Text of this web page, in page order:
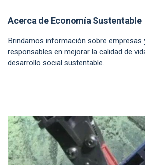
Acerca de Economía Sustentable
Brindamos información sobre empresas
responsables en mejorar la calidad de
desarrollo social sustentable.